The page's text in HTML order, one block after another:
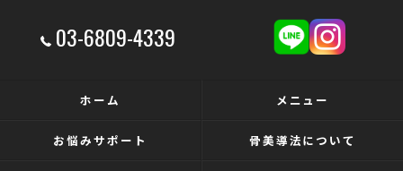
03-6809-4339
ホーム メニュー
お悩みサポート 骨美導法について